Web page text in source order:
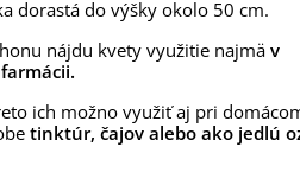
dorastá do výšky okolo 50 cm.
nájdu kvety využitie najmäv
ich možno využiť aj pri
tinktúr, čajov alebo ako jedlú